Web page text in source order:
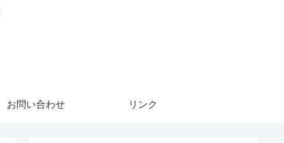
お問い合わせ リンク